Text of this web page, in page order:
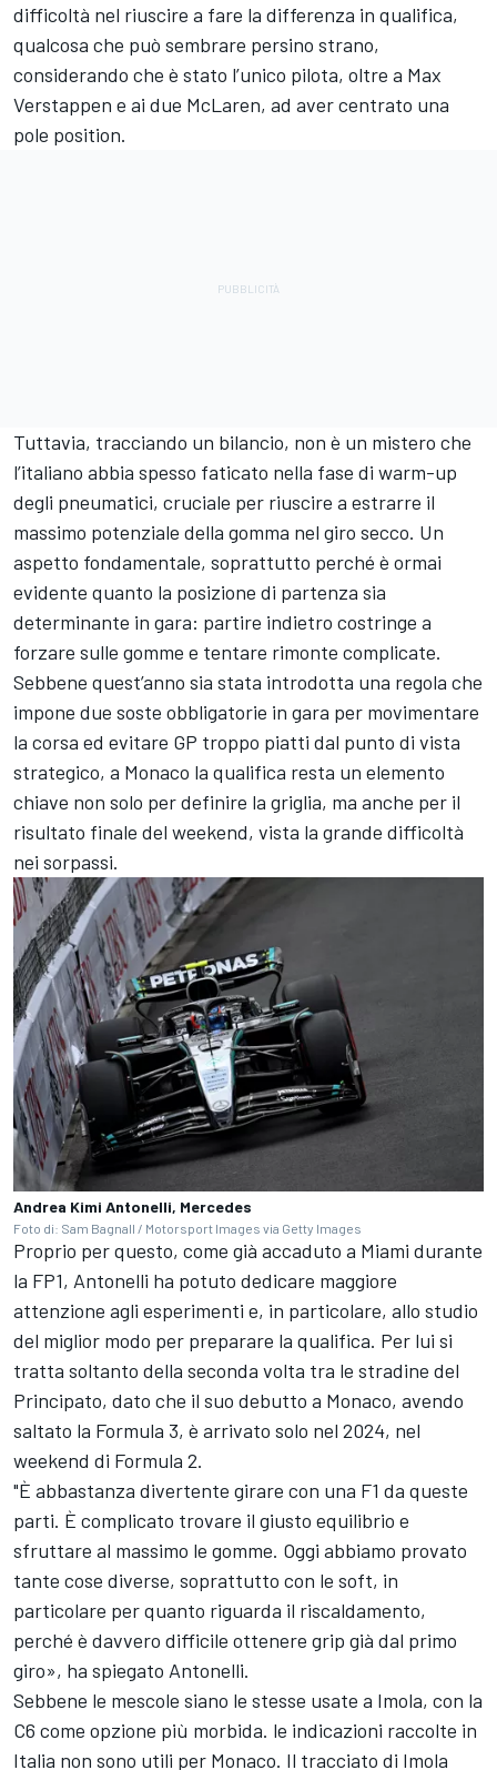
difficoltà nel riuscire a fare la differenza in qualifica,
qualcosa che può sembrare persino strano,
considerando che è stato l’unico pilota, oltre a Max
Verstappen e ai due McLaren, ad aver centrato una
pole position.
Tuttavia, tracciando un bilancio, non è un mistero che
l’italiano abbia spesso faticato nella fase di warm-up
degli pneumatici, cruciale per riuscire a estrarre il
massimo potenziale della gomma nel giro secco. Un
aspetto fondamentale, soprattutto perché è ormai
evidente quanto la posizione di partenza sia
determinante in gara: partire indietro costringe a
forzare sulle gomme e tentare rimonte complicate.
Sebbene quest’anno sia stata introdotta una regola che
impone due soste obbligatorie in gara per movimentare
la corsa ed evitare GP troppo piatti dal punto di vista
strategico, a Monaco la qualifica resta un elemento
chiave non solo per definire la griglia, ma anche per il
risultato finale del weekend, vista la grande difficoltà
nei sorpassi.
Andrea Kimi Antonelli, Mercedes
Foto di: Sam Bagnall / Motorsport Images via Getty Images
Proprio per questo, come già accaduto a Miami durante
la FP1, Antonelli ha potuto dedicare maggiore
attenzione agli esperimenti e, in particolare, allo studio
del miglior modo per preparare la qualifica. Per lui si
tratta soltanto della seconda volta tra le stradine del
Principato, dato che il suo debutto a Monaco, avendo
saltato la Formula 3, è arrivato solo nel 2024, nel
weekend di Formula 2.
"È abbastanza divertente girare con una F1 da queste
parti. È complicato trovare il giusto equilibrio e
sfruttare al massimo le gomme. Oggi abbiamo provato
tante cose diverse, soprattutto con le soft, in
particolare per quanto riguarda il riscaldamento,
perché è davvero difficile ottenere grip già dal primo
giro», ha spiegato Antonelli.
Sebbene le mescole siano le stesse usate a Imola, con la
C6 come opzione più morbida. le indicazioni raccolte in
Italia non sono utili per Monaco. Il tracciato di Imola